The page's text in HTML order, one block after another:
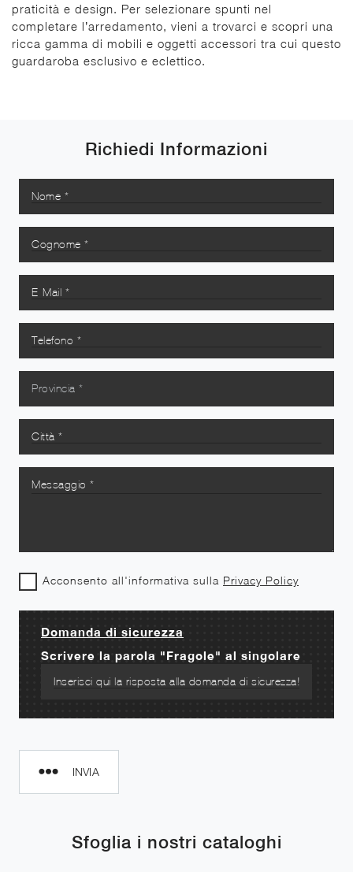
praticità e design. Per selezionare spunti nel
completare l’arredamento, vieni a trovarci e scopri una
ricca gamma di mobili e oggetti accessori tra cui questo
guardaroba esclusivo e eclettico.
Sfoglia i nostri cataloghi
Richiedi Informazioni
Acconsento all'informativa sulla Privacy Policy
Domanda di sicurezza
Scrivere la parola "Fragole" al singolare
INVIA